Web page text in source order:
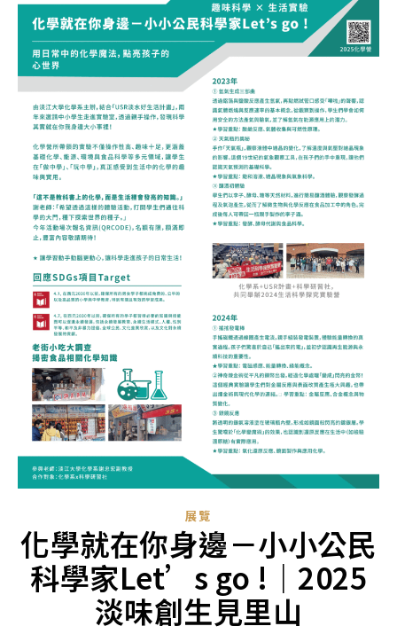
展覽
化學就在你身邊－小小公民
科學家Let’s go !｜2025
淡味創生見里山